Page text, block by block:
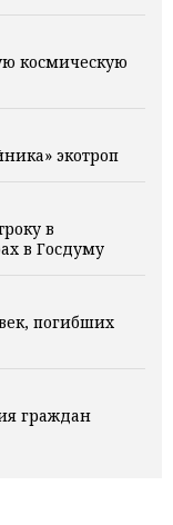
космическую
экотроп
в
в Госдуму
погибших
граждан